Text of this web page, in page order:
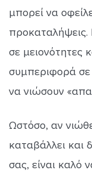
μπορεί να
προκαταλήψεις.
σε μειονότητες
συμπεριφορά σε
να νιώσουν
Ωστόσο, αν
καταβάλλει και
σας, είναι καλό